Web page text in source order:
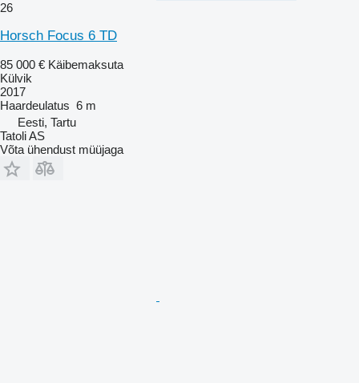
26
Horsch Focus 6 TD
85 000 € Käibemaksuta
Külvik
2017
Haardeulatus 6 m
Eesti, Tartu
Tatoli AS
Võta ühendust müüjaga